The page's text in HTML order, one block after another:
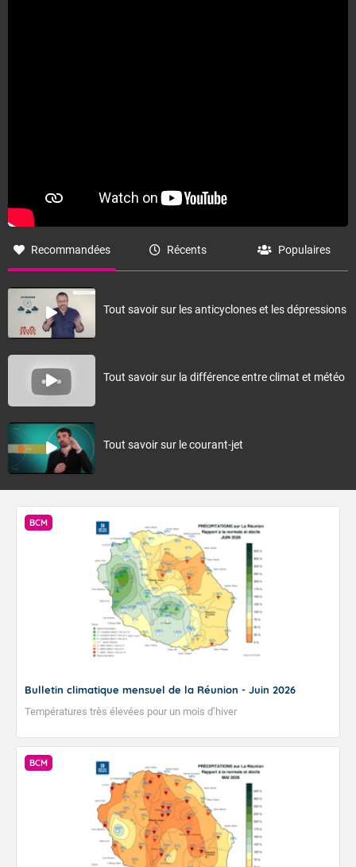
Recommandées Récents Populaires
Tout savoir sur les anticyclones et les dépressions
Tout savoir sur la différence entre climat et météo
Tout savoir sur le courant-jet
BCM
Bulletin climatique mensuel de la Réunion - Juin 2026
Températures très élevées pour un mois d’hiver
BCM